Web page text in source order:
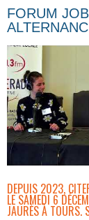
FORUM
DEPUIS 2023,
LE SAMEDI 6
JAURÈS À TOURS.